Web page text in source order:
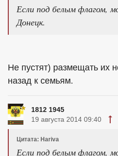
Если под белым флагом,
Донецк.
Не пустят) размещать их
назад к семьям.
1812 1945
19 августа 2014 09:40
Цитата: Hariva
Если под белым флагом,